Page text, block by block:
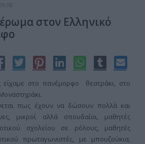
στον Ελληνικό
είχαμε στο πανέμορφο θεατράκι, στο
πως έχουν να δώσουν πολλά και
μικροί αλλά σπουδαίοι, μαθητές
σχολείου σε ρόλους, μαθητές
πρωταγωνιστές, με μπουζούκια,